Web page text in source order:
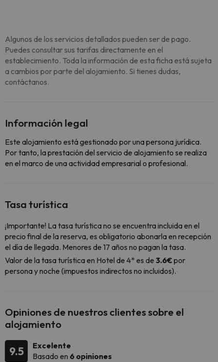
Algunos de los servicios detallados pueden ser de pago.
Puedes consultar sus tarifas directamente en el
establecimiento. Toda la información de esta ficha está sujeta
a cambios por parte del alojamiento. Si tienes dudas,
contáctanos.
Información legal
Este alojamiento está gestionado por una persona jurídica.
Por tanto, la prestación del servicio de alojamiento se realiza
en el marco de una actividad empresarial o profesional.
Tasa turística
¡Importante! La tasa turística no se encuentra incluida en el
precio final de la reserva, es obligatorio abonarla en recepción
el día de llegada. Menores de 17 años no pagan la tasa.
Valor de la tasa turística en Hotel de 4* es de 3.6€por
persona y noche (impuestos indirectos no incluidos).
Opiniones de nuestros clientes sobre el
alojamiento
9.5
Excelente
Basado en 6 opiniones